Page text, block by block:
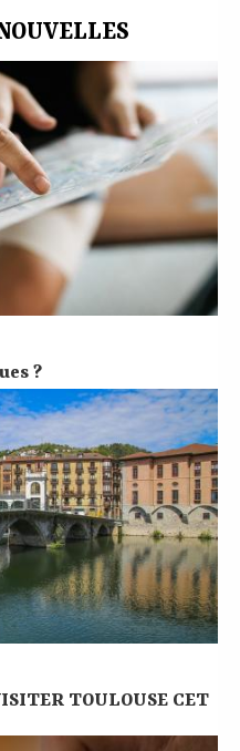
?
TOULOUSE CET